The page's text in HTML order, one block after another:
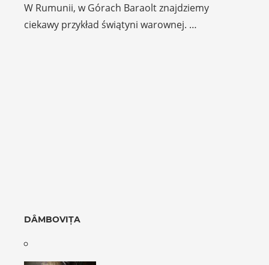
W Rumunii, w Górach Baraolt znajdziemy
ciekawy przykład świątyni warownej. …
DÂMBOVIȚA